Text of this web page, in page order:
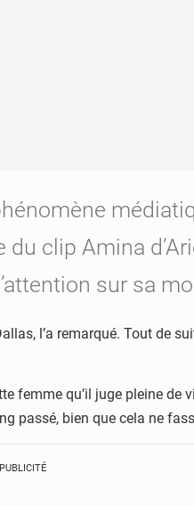
clip Amina
sur sa
l’a remarqué. Tout de
femme qu’il juge pleine de
passé, bien que cela ne